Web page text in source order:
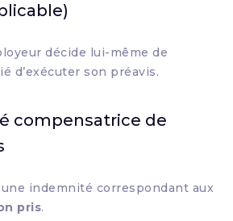
décide lui-même de
d’exécuter son préavis.
compensatrice de
indemnité correspondant aux
pris.